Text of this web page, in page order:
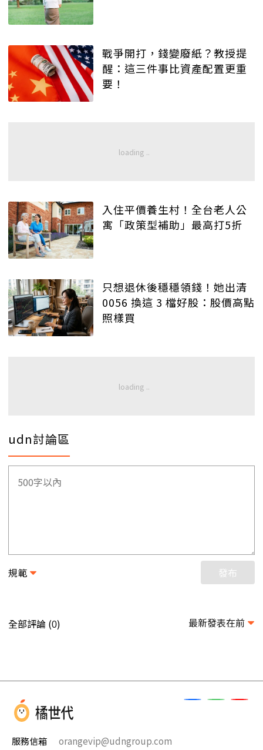
戰爭開打，錢變廢紙？教授提
醒：這三件事比資產配置更重
要！
入住平價養生村！全台老人公
寓「政策型補助」最高打5折
只想退休後穩穩領錢！她出清
0056 換這 3 檔好股：股價高點
照樣買
udn討論區
規範 發布
全部評論 (0) 最新發表在前
服務信箱 orangevip@udngroup.com